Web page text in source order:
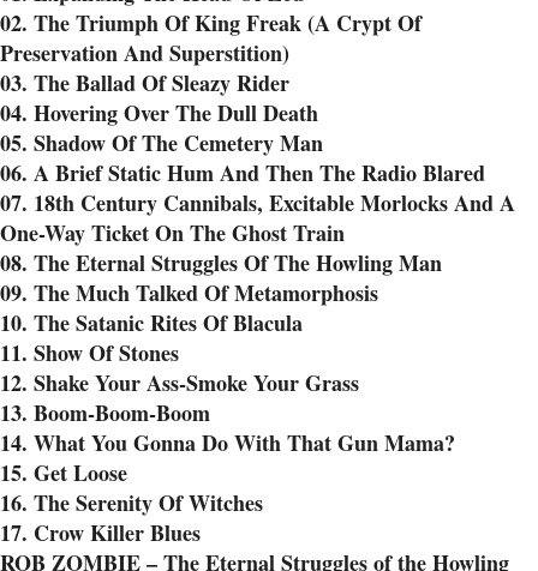
02. The Triumph Of King Freak (A Crypt Of
Preservation And Superstition)
03. The Ballad Of Sleazy Rider
04. Hovering Over The Dull Death
05. Shadow Of The Cemetery Man
06. A Brief Static Hum And Then The Radio Blared
07. 18th Century Cannibals, Excitable Morlocks And A
One-Way Ticket On The Ghost Train
08. The Eternal Struggles Of The Howling Man
09. The Much Talked Of Metamorphosis
10. The Satanic Rites Of Blacula
11. Show Of Stones
12. Shake Your Ass-Smoke Your Grass
13. Boom-Boom-Boom
14. What You Gonna Do With That Gun Mama?
15. Get Loose
16. The Serenity Of Witches
17. Crow Killer Blues
ROB ZOMBIE – The Eternal Struggles of the Howling